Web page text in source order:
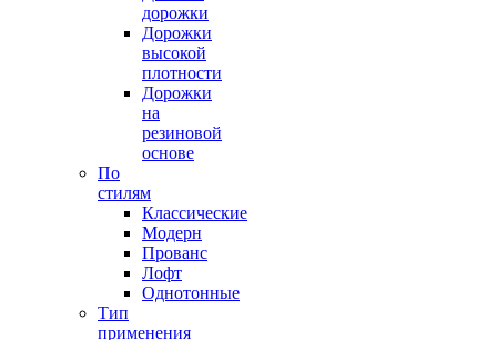
дорожки
Дорожки
высокой
плотности
Дорожки
на
резиновой
основе
По
стилям
Классические
Модерн
Прованс
Лофт
Однотонные
Тип
применения